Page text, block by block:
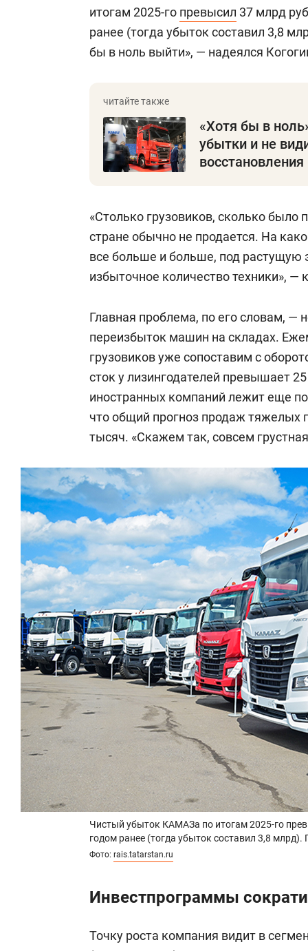
итогам 2025-го превысил 37 млрд
ранее (тогда убыток составил 3,8
бы в ноль выйти», — надеялся
«Хотя бы в
убытки и не
«Столько грузовиков, сколько было
стране обычно не продается. На
все больше и больше, под растущую
избыточное количество техники», —
Главная проблема, по его словам, —
переизбыток машин на складах.
грузовиков уже сопоставим с
сток у лизингодателей превышает
иностранных компаний лежит еще
что общий прогноз продаж тяжелых
тысяч. «Скажем так, совсем
Чистый убыток КАМАЗа по итогам 2025-го
годом ранее (тогда убыток составил 3,8
Фото: rais.tatarstan.ru
Инвестпрограммы
Точку роста компания видит в